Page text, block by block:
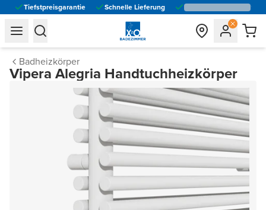
Tiefstpreisgarantie Schnelle Lieferung
general.navigation.toggle_menu.label
general.navigation.toggle_menu.label
Badheizkörper
Vipera Alegria Handtuchheizkörper